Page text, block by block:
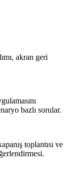
akran geri
bazlı sorular.
toplantısı ve